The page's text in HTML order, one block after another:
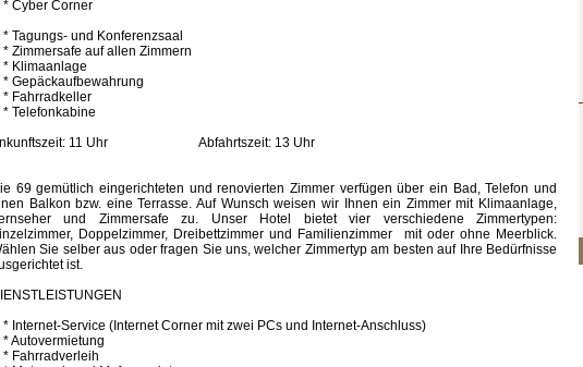
Cyber Corner
Tagungs- und Konferenzsaal
Zimmersafe auf allen Zimmern
Klimaanlage
Gepäckaufbewahrung
Fahrradkeller
Telefonkabine
11 Uhr Abfahrtszeit: 13 Uhr
69 gemütlich eingerichteten und renovierten Zimmer verfügen über ein Bad, Telefon und
Balkon bzw. eine Terrasse. Auf Wunsch weisen wir Ihnen ein Zimmer mit Klimaanlage,
und Zimmersafe zu. Unser Hotel bietet vier verschiedene Zimmertypen:
Doppelzimmer, Dreibettzimmer und Familienzimmer mit oder ohne Meerblick.
Sie selber aus oder fragen Sie uns, welcher Zimmertyp am besten auf Ihre Bedürfnisse
ist.
Internet-Service (Internet Corner mit zwei PCs und Internet-Anschluss)
Autovermietung
Fahrradverleih